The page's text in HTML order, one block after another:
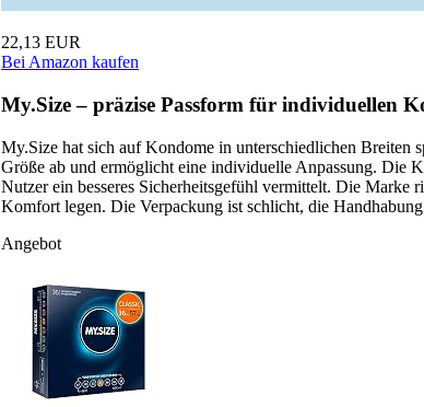
22,13 EUR
Bei Amazon kaufen
My.Size – präzise Passform für individuellen
My.Size hat sich auf Kondome in unterschiedlichen Breiten
Größe ab und ermöglicht eine individuelle Anpassung. Die
Nutzer ein besseres Sicherheitsgefühl vermittelt. Die Marke
Komfort legen. Die Verpackung ist schlicht, die
Angebot